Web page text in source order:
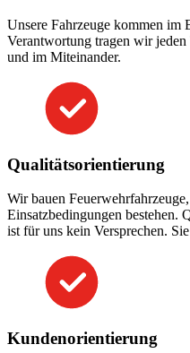
Unsere Fahrzeuge kommen im
Verantwortung tragen wir
und im Miteinander.
Qualitätsorientierung
Wir bauen
Einsatzbedingungen bestehen.
ist für uns kein Versprechen.
Kundenorientierung